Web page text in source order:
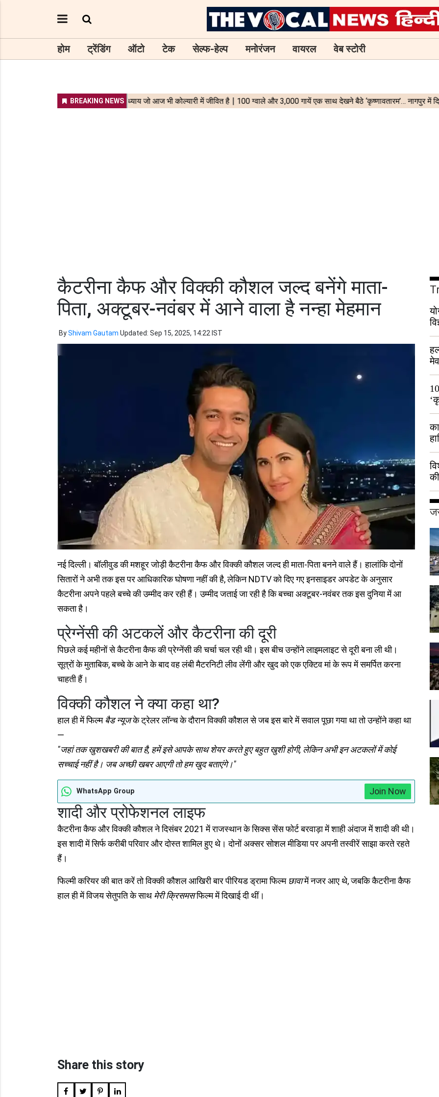
होम ट्रेंडिंग ऑटो टेक सेल्फ-हेल्प मनोरंजन वायरल वेब स्टोरी
कैटरीना कैफ और विक्की कौशल जल्द बनेंगे माता-
पिता, अक्टूबर-नवंबर में आने वाला है नन्हा मेहमान
ByShivam Gautam Updated: Sep 15, 2025, 14:22 IST
नई दिल्ली। बॉलीवुड की मशहूर जोड़ी कैटरीना कैफ और विक्की कौशल जल्द ही माता-पिता बनने वाले हैं। हालांकि दोनों
सितारों ने अभी तक इस पर आधिकारिक घोषणा नहीं की है, लेकिन NDTV को दिए गए इनसाइडर अपडेट के अनुसार
कैटरीना अपने पहले बच्चे की उम्मीद कर रही हैं। उम्मीद जताई जा रही है कि बच्चा अक्टूबर-नवंबर तक इस दुनिया में आ
सकता है।
प्रेग्नेंसी की अटकलें और कैटरीना की दूरी
पिछले कई महीनों से कैटरीना कैफ की प्रेग्नेंसी की चर्चा चल रही थी। इस बीच उन्होंने लाइमलाइट से दूरी बना ली थी।
सूत्रों के मुताबिक, बच्चे के आने के बाद वह लंबी मैटरनिटी लीव लेंगी और खुद को एक एक्टिव मां के रूप में समर्पित करना
चाहती हैं।
विक्की कौशल ने क्या कहा था?
हाल ही में फिल्म बैड न्यूजके ट्रेलर लॉन्च के दौरान विक्की कौशल से जब इस बारे में सवाल पूछा गया था तो उन्होंने कहा था
—
"जहां तक खुशखबरी की बात है, हमें इसे आपके साथ शेयर करते हुए बहुत खुशी होगी, लेकिन अभी इन अटकलों में कोई
सच्चाई नहीं है। जब अच्छी खबर आएगी तो हम खुद बताएंगे।"
WhatsApp Group Join Now
शादी और प्रोफेशनल लाइफ
कैटरीना कैफ और विक्की कौशल ने दिसंबर 2021 में राजस्थान के सिक्स सेंस फोर्ट बरवाड़ा में शाही अंदाज में शादी की थी।
इस शादी में सिर्फ करीबी परिवार और दोस्त शामिल हुए थे। दोनों अक्सर सोशल मीडिया पर अपनी तस्वीरें साझा करते रहते
हैं।
फिल्मी करियर की बात करें तो विक्की कौशल आखिरी बार पीरियड ड्रामा फिल्म छावामें नजर आए थे, जबकि कैटरीना कैफ
हाल ही में विजय सेतुपति के साथ मेरी क्रिसमसफिल्म में दिखाई दी थीं।
Share this story
हुई